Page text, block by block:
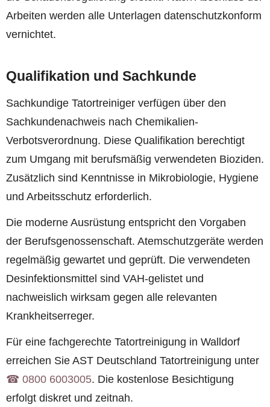
Arbeiten werden alle Unterlagen datenschutzkonform
vernichtet.
Qualifikation und Sachkunde
Sachkundige Tatortreiniger verfügen über den
Sachkundenachweis nach Chemikalien-
Verbotsverordnung. Diese Qualifikation berechtigt
zum Umgang mit berufsmäßig verwendeten Bioziden.
Zusätzlich sind Kenntnisse in Mikrobiologie, Hygiene
und Arbeitsschutz erforderlich.
Die moderne Ausrüstung entspricht den Vorgaben
der Berufsgenossenschaft. Atemschutzgeräte werden
regelmäßig gewartet und geprüft. Die verwendeten
Desinfektionsmittel sind VAH-gelistet und
nachweislich wirksam gegen alle relevanten
Krankheitserreger.
Für eine fachgerechte Tatortreinigung in Walldorf
erreichen Sie AST Deutschland Tatortreinigung unter
☎︎ 0800 6003005. Die kostenlose Besichtigung
erfolgt diskret und zeitnah.